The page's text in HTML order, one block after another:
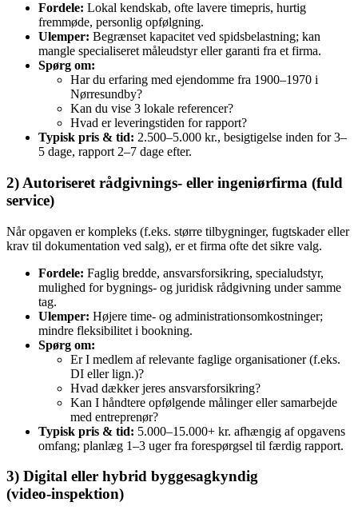
Fordele: Lokal kendskab, ofte lavere timepris, hurtig
fremmøde, personlig opfølgning.
Ulemper: Begrænset kapacitet ved spidsbelastning; kan
mangle specialiseret måleudstyr eller garanti fra et firma.
Spørg om:
Har du erfaring med ejendomme fra 1900–1970 i
Nørresundby?
Kan du vise 3 lokale referencer?
Hvad er leveringstiden for rapport?
Typisk pris & tid: 2.500–5.000 kr., besigtigelse inden for 3–
5 dage, rapport 2–7 dage efter.
2) Autoriseret rådgivnings- eller ingeniørfirma (fuld
service)
Når opgaven er kompleks (f.eks. større tilbygninger, fugtskader eller
krav til dokumentation ved salg), er et firma ofte det sikre valg.
Fordele: Faglig bredde, ansvarsforsikring, specialudstyr,
mulighed for bygnings- og juridisk rådgivning under samme
tag.
Ulemper: Højere time- og administrationsomkostninger;
mindre fleksibilitet i bookning.
Spørg om:
Er I medlem af relevante faglige organisationer (f.eks.
DI eller lign.)?
Hvad dækker jeres ansvarsforsikring?
Kan I håndtere opfølgende målinger eller samarbejde
med entreprenør?
Typisk pris & tid: 5.000–15.000+ kr. afhængig af opgavens
omfang; planlæg 1–3 uger fra forespørgsel til færdig rapport.
3) Digital eller hybrid byggesagkyndig
(video‑inspektion)